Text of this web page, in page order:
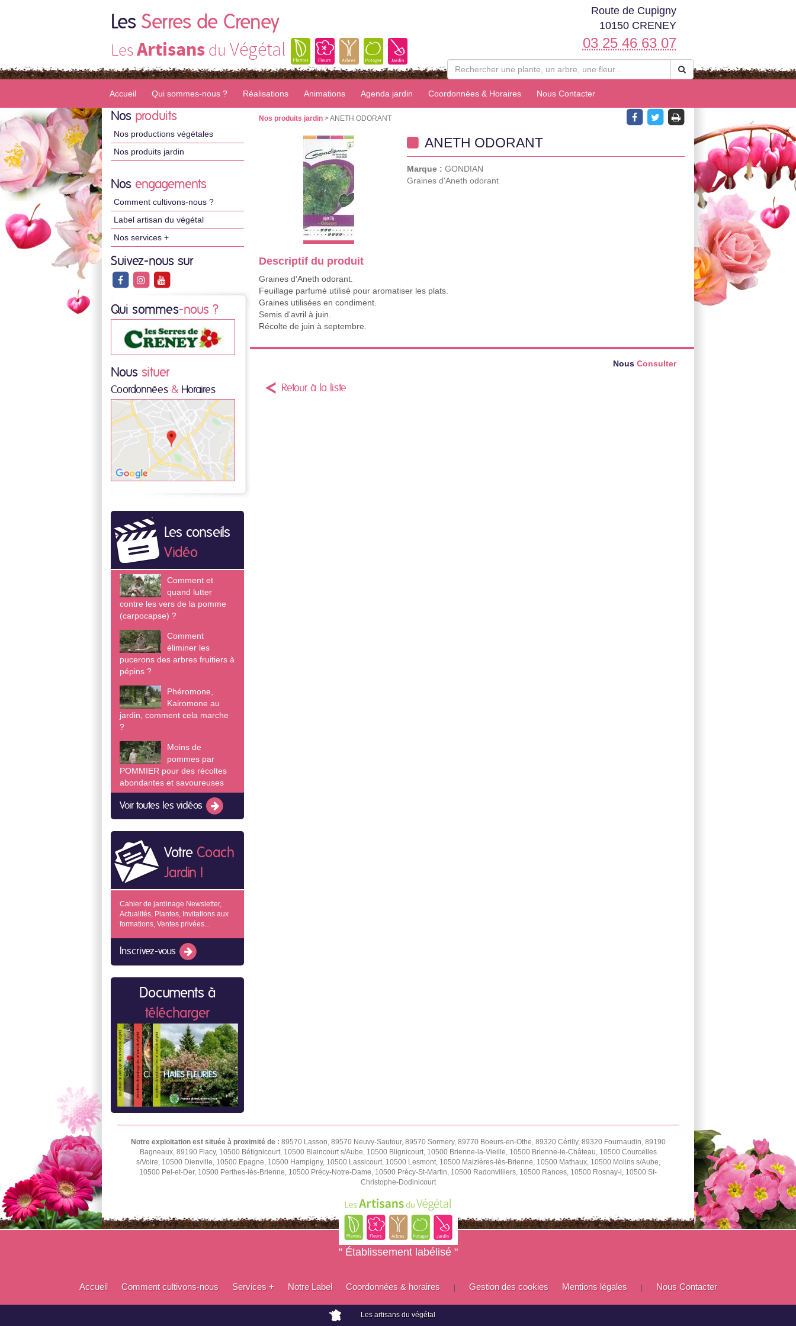
Les Serres de Creney
LesArtisans du Végétal
Route de Cupigny
10150 CRENEY
03 25 46 63 07
Accueil Qui sommes-nous ? Réalisations Animations Agenda jardin Coordonnées & Horaires Nous Contacter
Nos produits
Nos productions végétales
Nos produits jardin
Nos engagements
Comment cultivons-nous ?
Label artisan du végétal
Nos services +
Suivez-nous sur
Qui sommes-nous ?
Nous situer
Coordonnées & Horaires
Les conseils
Vidéo
Comment et
quand lutter
contre les vers de la pomme
(carpocapse) ?
Comment
éliminer les
pucerons des arbres fruitiers à
pépins ?
Phéromone,
Kairomone au
jardin, comment cela marche
?
Moins de
pommes par
POMMIER pour des récoltes
abondantes et savoureuses
Voir toutes les vidéos
Votre Coach
Jardin !
Cahier de jardinage Newsletter,
Actualités, Plantes, Invitations aux
formations, Ventes privées...
Inscrivez-vous
Documents à
télécharger
Nos produits jardin > ANETH ODORANT
ANETH ODORANT
Marque : GONDIAN
Graines d'Aneth odorant
Descriptif du produit
Graines d'Aneth odorant.
Feuillage parfumé utilisé pour aromatiser les plats.
Graines utilisées en condiment.
Semis d'avril à juin.
Récolte de juin à septembre.
Nous Consulter
Retour à la liste
Notre exploitation est située à proximité de : 89570 Lasson, 89570 Neuvy-Sautour, 89570 Sormery, 89770 Boeurs-en-Othe, 89320 Cérilly, 89320 Fournaudin, 89190
Bagneaux, 89190 Flacy, 10500 Bétignicourt, 10500 Blaincourt s/Aube, 10500 Blignicourt, 10500 Brienne-la-Vieille, 10500 Brienne-le-Château, 10500 Courcelles
s/Voire, 10500 Dienville, 10500 Epagne, 10500 Hampigny, 10500 Lassicourt, 10500 Lesmont, 10500 Maizières-lès-Brienne, 10500 Mathaux, 10500 Molins s/Aube,
10500 Pel-et-Der, 10500 Perthes-lès-Brienne, 10500 Précy-Notre-Dame, 10500 Précy-St-Martin, 10500 Radonvilliers, 10500 Rances, 10500 Rosnay-l, 10500 St-
Christophe-Dodinicourt
" Établissement labélisé "
Accueil Comment cultivons-nous Services + Notre Label Coordonnées & horaires Gestion des cookies Mentions légales Nous Contacter
Les artisans du végétal